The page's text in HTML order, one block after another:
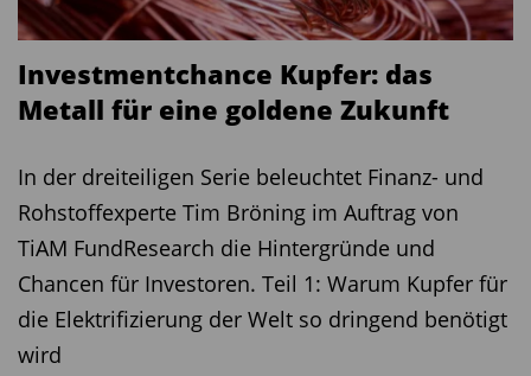
Baustein für Anleger, die Berechenbarkeit und
seinem strukturierten Auswahlprozess, in der
hohen Liquidität der Titel und in der
Ausschüttungen machen ihn besonders für
langfristig orientierte Anleger sehr attraktiv.
Investmentchance Kupfer: das
Metall für eine goldene Zukunft
In der dreiteiligen Serie beleuchtet Finanz- und
Rohstoffexperte Tim Bröning im Auftrag von
TiAM FundResearch die Hintergründe und
Chancen für Investoren. Teil 1: Warum Kupfer für
die Elektrifizierung der Welt so dringend benötigt
wird